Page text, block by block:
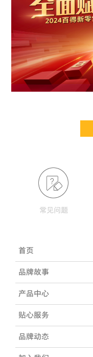
常见问题
首页
品牌故事
产品中心
贴心服务
品牌动态